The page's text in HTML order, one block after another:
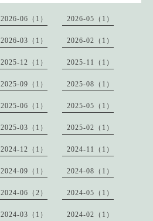
2026-06（1） 2026-05（1）
2026-03（1） 2026-02（1）
2025-12（1） 2025-11（1）
2025-09（1） 2025-08（1）
2025-06（1） 2025-05（1）
2025-03（1） 2025-02（1）
2024-12（1） 2024-11（1）
2024-09（1） 2024-08（1）
2024-06（2） 2024-05（1）
2024-03（1） 2024-02（1）